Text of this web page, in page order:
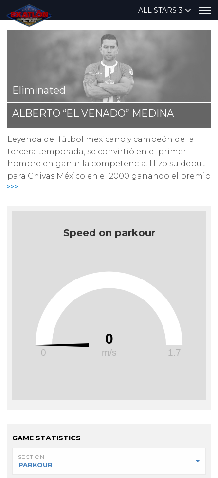
ALL STARS 3
Eliminated
ALBERTO “EL VENADO” MEDINA
Leyenda del fútbol mexicano y campeón de la
tercera temporada, se convirtió en el primer
hombre en ganar la competencia. Hizo su debut
para Chivas México en el 2000 ganando el premio
al jugador más prometedor y más tarde se unió a
>>>
Speed on parkour
0
m/s
0 1.7
GAME STATISTICS
SECTION
PARKOUR